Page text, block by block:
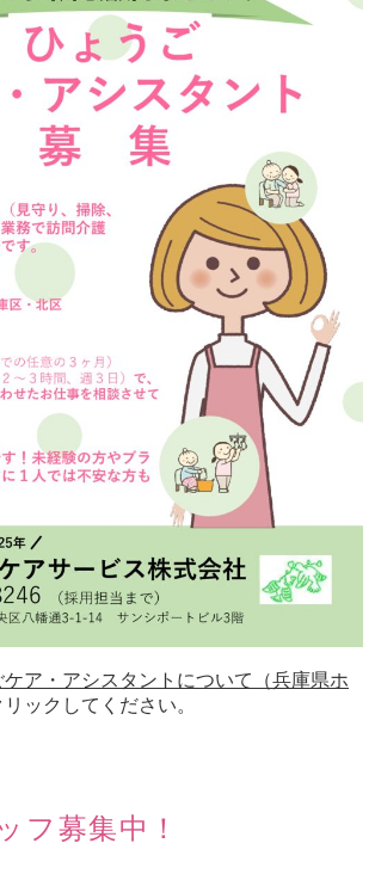
ケア・アシスタントについて（兵庫県ホ
リックしてください。
フ募集中！